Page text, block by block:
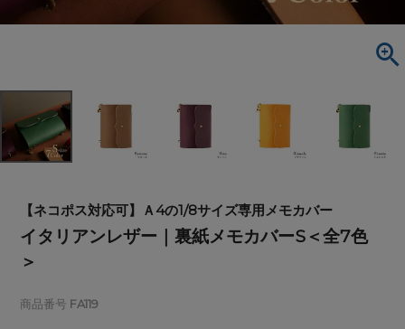
【ネコポス対応可】Ａ4の1/8サイズ専用メモカバー
イタリアンレザー｜裏紙メモカバーS＜全7色
＞
商品番号 FA119